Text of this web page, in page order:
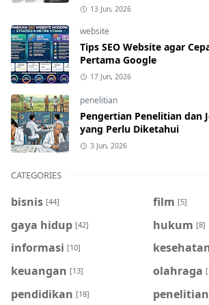
13 Jun, 2026
website
Tips SEO Website agar
Pertama Google
17 Jun, 2026
penelitian
Pengertian Penelitian dan
yang Perlu Diketahui
3 Jun, 2026
CATEGORIES
bisnis [44] film [5]
gaya hidup [42] hukum [8]
informasi [10]
keuangan [13] olahraga
pendidikan [18] penelitian